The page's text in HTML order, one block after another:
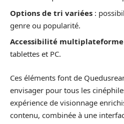
Options de tri variées :
genre ou popularité.
Accessibilité multiplateforme
tablettes et PC.
Ces éléments font de
envisager pour tous les
expérience de visionnage
contenu, combinée à une